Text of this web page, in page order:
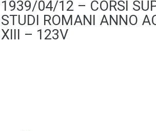
1939/04/12 – CORSI
STUDI ROMANI ANNO
XIII – 123V